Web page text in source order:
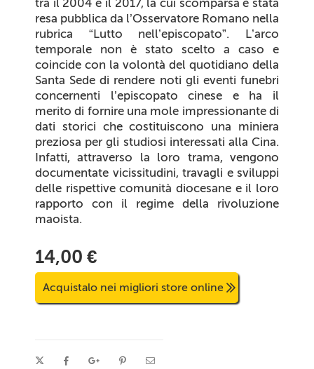
resa pubblica da l’Osservatore Romano nella
rubrica “Lutto nell’episcopato”. L’arco
temporale non è stato scelto a caso e
coincide con la volontà del quotidiano della
Santa Sede di rendere noti gli eventi funebri
concernenti l’episcopato cinese e ha il
merito di fornire una mole impressionante di
dati storici che costituiscono una miniera
preziosa per gli studiosi interessati alla Cina.
Infatti, attraverso la loro trama, vengono
documentate vicissitudini, travagli e sviluppi
delle rispettive comunità diocesane e il loro
rapporto con il regime della rivoluzione
maoista.
14,00 €
Acquistalo nei migliori store online